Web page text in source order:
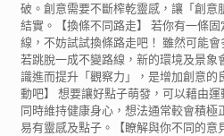
破。創意需要不斷榨乾靈感，讓「創意
結實。【換條不同路走】 若你有一條
線，不妨試試換條路走吧！ 雖然可能會
若跳脫一成不變路線，新的環境及景象
識進而提升「觀察力」，是增加創意的
動吧】 想要讓好點子萌發，可以藉由運
同時維持健康身心，想法通常較會積極
易有靈感及點子。【瞭解與你不同的意